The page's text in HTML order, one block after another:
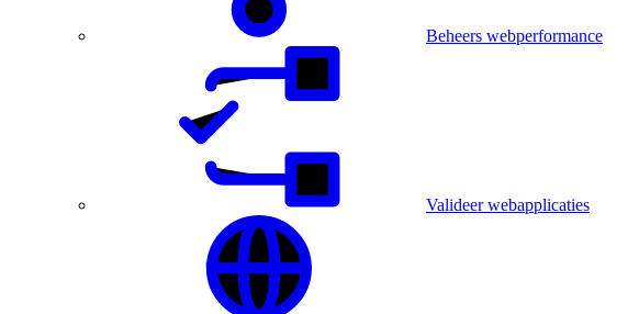
Beheers webperformance
Valideer webapplicaties